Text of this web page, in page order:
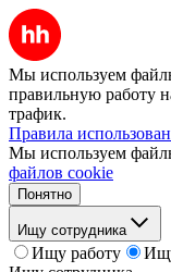
Мы используем
правильную работу
трафик.
Правила
Мы используем
файлов cookie
Понятно
Ищу сотрудника
Ищу работу